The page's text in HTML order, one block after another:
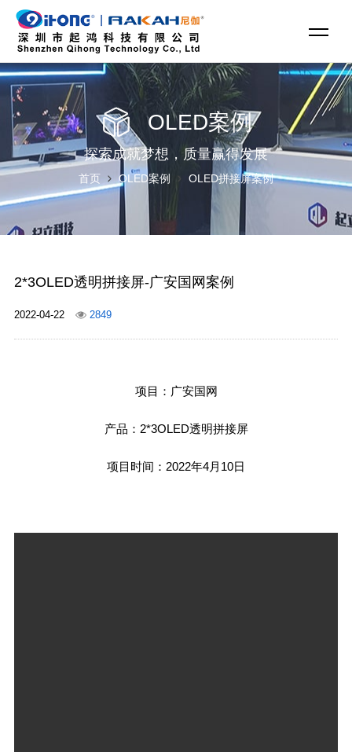
OLED案例
探索成就梦想，质量赢得发展
首页 OLED案例 OLED拼接屏案例
2*3OLED透明拼接屏-广安国网案例
2022-04-22 2849
项目：广安国网
产品：2*3OLED透明拼接屏
项目时间：2022年4月10日